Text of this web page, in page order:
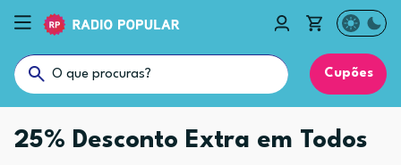
Cupões
25% Desconto Extra em Todos